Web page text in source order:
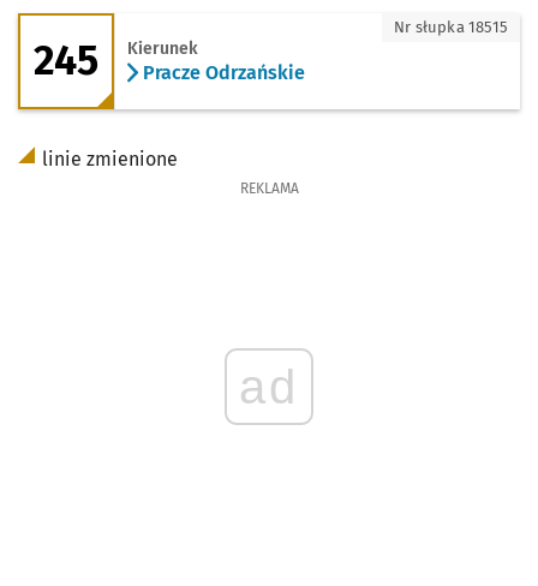
245 - kierunek Pracze Odrzańskie
245 Kierunek
Pracze Odrzańskie
Nr słupka 18515
linie zmienione
REKLAMA
ad